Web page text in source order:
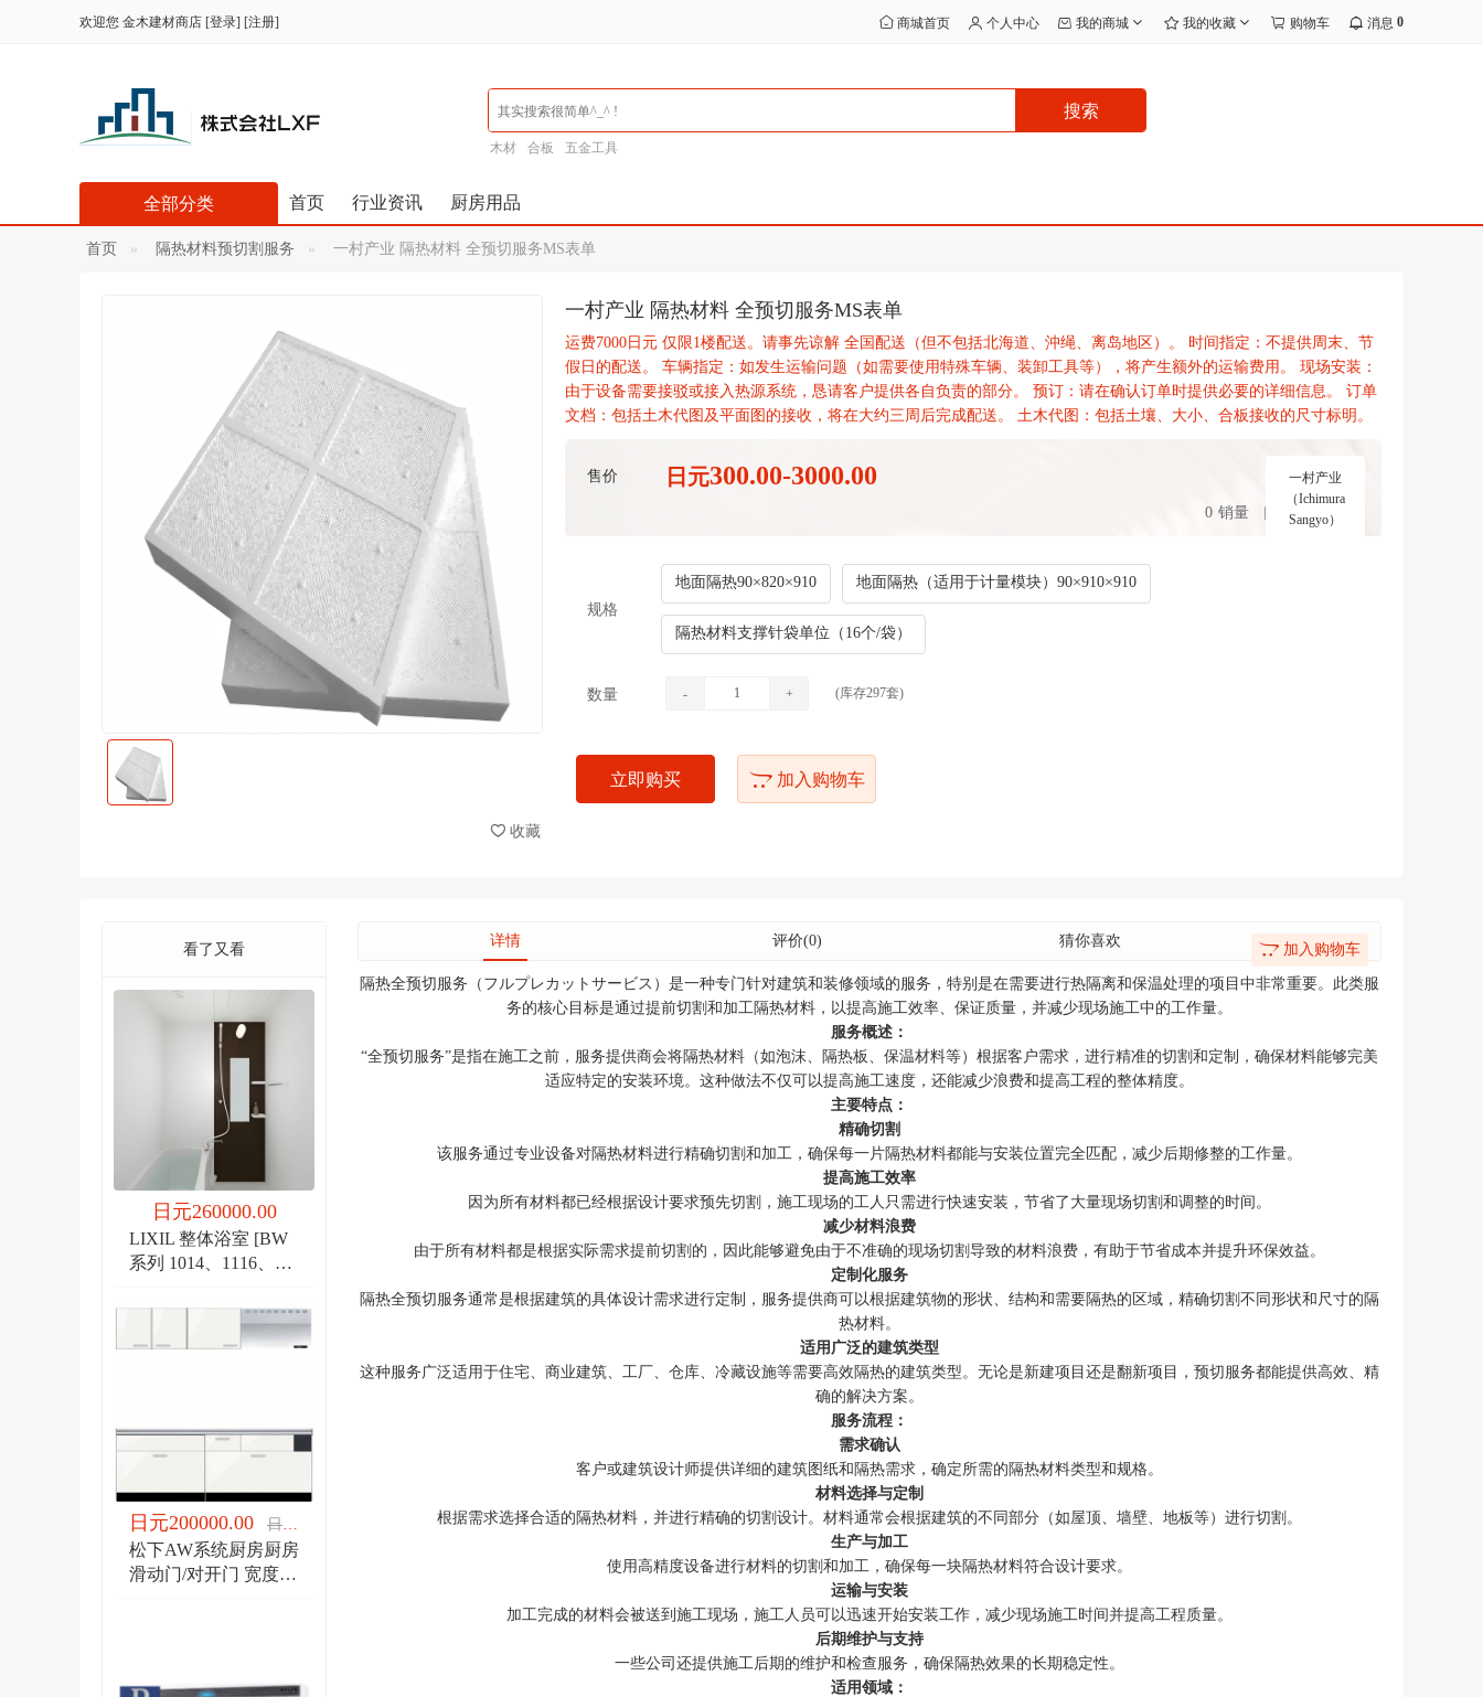
欢迎您 金木建材商店 [登录] [注册] 商城首页 个人中心 我的商城 我的收藏 购物车 消息 0
搜索
木材 合板 五金工具
首页 行业资讯 厨房用品
全部分类
首页 隔热材料预切割服务 一村产业 隔热材料 全预切服务MS表单
收藏
一村产业 隔热材料 全预切服务MS表单
运费7000日元 仅限1楼配送。请事先谅解 全国配送（但不包括北海道、沖绳、离岛地区）。 时间指定：不提供周末、节
假日的配送。 车辆指定：如发生运输问题（如需要使用特殊车辆、装卸工具等），将产生额外的运输费用。 现场安装：
由于设备需要接驳或接入热源系统，恳请客户提供各自负责的部分。 预订：请在确认订单时提供必要的详细信息。 订单
文档：包括土木代图及平面图的接收，将在大约三周后完成配送。 土木代图：包括土壤、大小、合板接收的尺寸标明。
售价 日元300.00-3000.00
0 销量 手机购买
一村产业
（Ichimura
Sangyo）
规格
地面隔热90×820×910 地面隔热（适用于计量模块）90×910×910
隔热材料支撑针袋单位（16个/袋）
数量 - + (库存297套)
立即购买 加入购物车
看了又看
日元260000.00
LIXIL 整体浴室 [BW
系列 1014、1116、
日元200000.00 日元200000.00
松下AW系统厨房厨房
滑动门/对开门 宽度
加入购物车
详情 评价(0) 猜你喜欢
隔热全预切服务（フルプレカットサービス）是一种专门针对建筑和装修领域的服务，特别是在需要进行热隔离和保温处理的项目中非常重要。此类服
务的核心目标是通过提前切割和加工隔热材料，以提高施工效率、保证质量，并减少现场施工中的工作量。
服务概述：
“全预切服务”是指在施工之前，服务提供商会将隔热材料（如泡沫、隔热板、保温材料等）根据客户需求，进行精准的切割和定制，确保材料能够完美
适应特定的安装环境。这种做法不仅可以提高施工速度，还能减少浪费和提高工程的整体精度。
主要特点：
精确切割
该服务通过专业设备对隔热材料进行精确切割和加工，确保每一片隔热材料都能与安装位置完全匹配，减少后期修整的工作量。
提高施工效率
因为所有材料都已经根据设计要求预先切割，施工现场的工人只需进行快速安装，节省了大量现场切割和调整的时间。
减少材料浪费
由于所有材料都是根据实际需求提前切割的，因此能够避免由于不准确的现场切割导致的材料浪费，有助于节省成本并提升环保效益。
定制化服务
隔热全预切服务通常是根据建筑的具体设计需求进行定制，服务提供商可以根据建筑物的形状、结构和需要隔热的区域，精确切割不同形状和尺寸的隔
热材料。
适用广泛的建筑类型
这种服务广泛适用于住宅、商业建筑、工厂、仓库、冷藏设施等需要高效隔热的建筑类型。无论是新建项目还是翻新项目，预切服务都能提供高效、精
确的解决方案。
服务流程：
需求确认
客户或建筑设计师提供详细的建筑图纸和隔热需求，确定所需的隔热材料类型和规格。
材料选择与定制
根据需求选择合适的隔热材料，并进行精确的切割设计。材料通常会根据建筑的不同部分（如屋顶、墙壁、地板等）进行切割。
生产与加工
使用高精度设备进行材料的切割和加工，确保每一块隔热材料符合设计要求。
运输与安装
加工完成的材料会被送到施工现场，施工人员可以迅速开始安装工作，减少现场施工时间并提高工程质量。
后期维护与支持
一些公司还提供施工后期的维护和检查服务，确保隔热效果的长期稳定性。
适用领域：